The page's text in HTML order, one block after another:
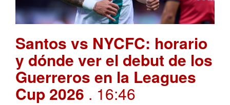
Santos vs NYCFC: horario
y dónde ver el debut de los
Guerreros en la Leagues
Cup 2026 . 16:46